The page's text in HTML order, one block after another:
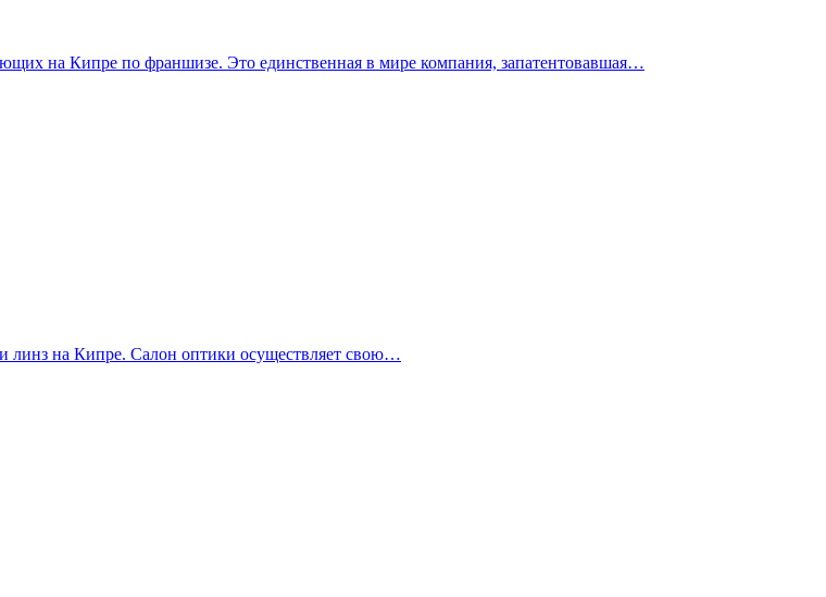
на Кипре по франшизе. Это единственная в мире компания, запатентовавшая…
линз на Кипре. Салон оптики осуществляет свою…